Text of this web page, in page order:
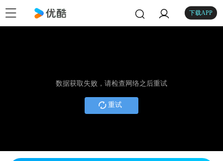
下载APP
数据获取失败，请检查网络之后重试
重试